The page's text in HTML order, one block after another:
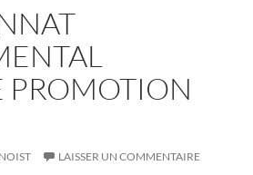
PROMOTION
LAISSER UN COMMENTAIRE